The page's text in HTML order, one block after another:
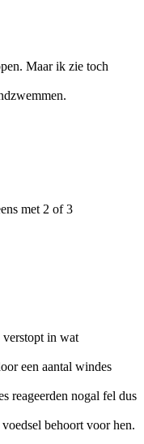
Maar ik zie toch
met 2 of 3
verstopt in wat
een aantal windes
reageerden nogal fel dus
behoort voor hen.